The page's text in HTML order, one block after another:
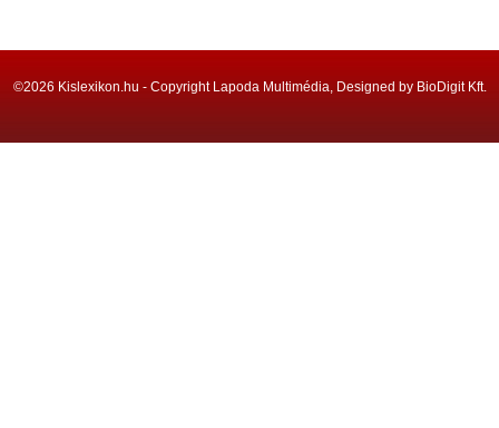
©2026 Kislexikon.hu - Copyright Lapoda Multimédia, Designed by BioDigit Kft.